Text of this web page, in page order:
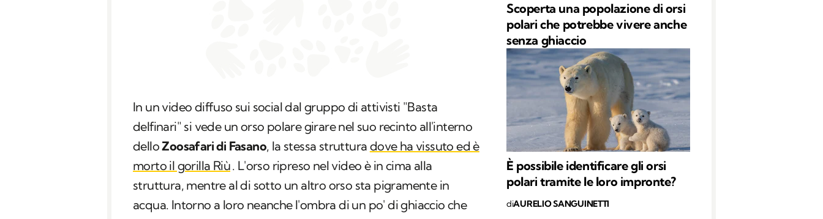
In un video diffuso sui social dal gruppo di attivisti "Basta
delfinari" si vede un orso polare girare nel suo recinto all'interno
delloZoosafari di Fasano, la stessa struttura dove ha vissuto ed è
morto il gorilla Riù. L'orso ripreso nel video è in cima alla
struttura, mentre al di sotto un altro orso sta pigramente in
acqua. Intorno a loro neanche l'ombra di un po' di ghiaccio che
Scoperta una popolazione di orsi
polari che potrebbe vivere anche
senza ghiaccio
È possibile identificare gli orsi
polari tramite le loro impronte?
diAURELIO SANGUINETTI